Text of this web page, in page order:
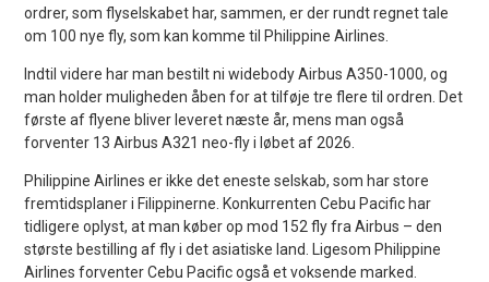
ordrer, som flyselskabet har, sammen, er der rundt regnet tale
om 100 nye fly, som kan komme til Philippine Airlines.
Indtil videre har man bestilt ni widebody Airbus A350-1000, og
man holder muligheden åben for at tilføje tre flere til ordren. Det
første af flyene bliver leveret næste år, mens man også
forventer 13 Airbus A321 neo-fly i løbet af 2026.
Philippine Airlines er ikke det eneste selskab, som har store
fremtidsplaner i Filippinerne. Konkurrenten Cebu Pacific har
tidligere oplyst, at man køber op mod 152 fly fra Airbus – den
største bestilling af fly i det asiatiske land. Ligesom Philippine
Airlines forventer Cebu Pacific også et voksende marked.